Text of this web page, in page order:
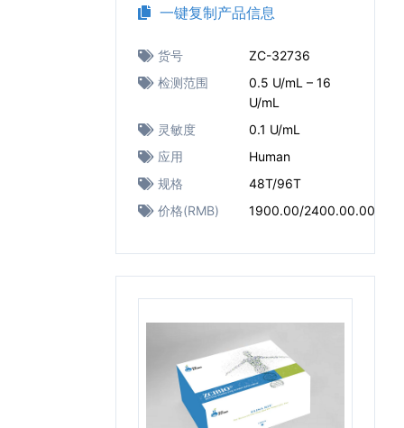
一键复制产品信息
货号
ZC-32736
检测范围
0.5 U/mL – 16
U/mL
灵敏度
0.1 U/mL
应用
Human
规格
48T/96T
价格(RMB)
1900.00/2400.00.00